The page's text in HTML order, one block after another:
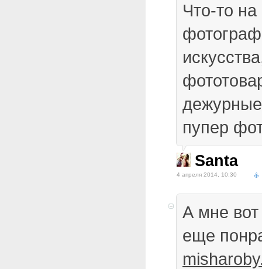
Что-то
дежурные
пупер
Santa
4 апреля 2014, 10:30
А мне вот
еще